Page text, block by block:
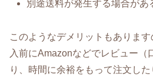
別途送料が発生する場合があ
このようなデメリットもありま
入前にAmazonなどでレビュー（
り、時間に余裕をもって注文し